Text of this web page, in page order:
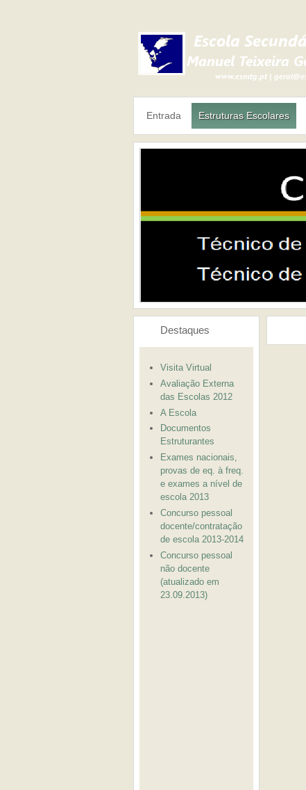
Entrada Estruturas Escolares
Destaques
Visita Virtual
Avaliação Externa
das Escolas 2012
A Escola
Documentos
Estruturantes
Exames nacionais,
provas de eq. à freq.
e exames a nível de
escola 2013
Concurso pessoal
docente/contratação
de escola 2013-2014
Concurso pessoal
não docente
(atualizado em
23.09.2013)